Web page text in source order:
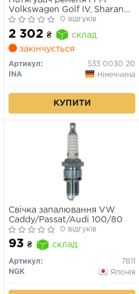
Volkswagen Golf IV, Sharan
Skoda Octavia Audi A3, A4,
A6
0 відгуків
2 302 ₴
склад
закінчується
Артикул:
533 0030 20
INA
Німеччина
КУПИТИ
Свічка запалювання VW
Caddy/Passat/Audi 100/80
0 відгуків
93 ₴ склад
Артикул:
7811
NGK
Японія